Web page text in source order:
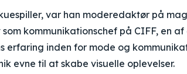
var han moderedaktør på
kommunikationschef på CIFF, en
erfaring inden for mode og
evne til at skabe visuelle oplevelser.